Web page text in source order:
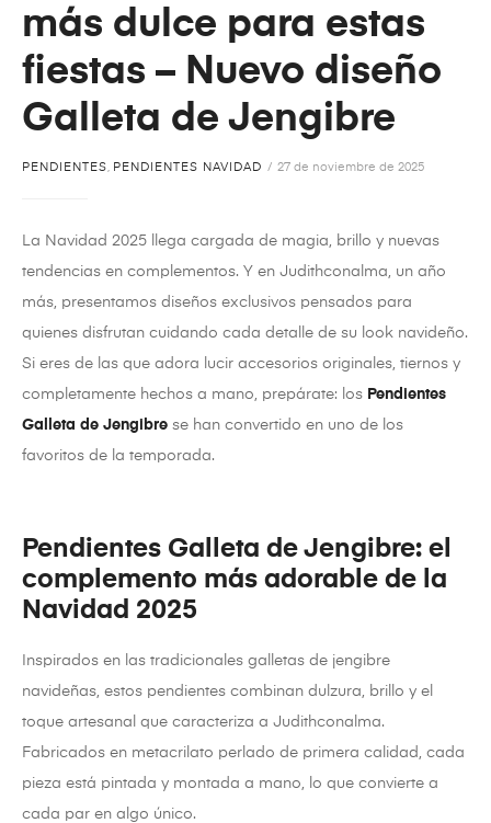
más dulce para estas
fiestas – Nuevo diseño
Galleta de Jengibre
PENDIENTES PENDIENTES NAVIDAD 27 de noviembre de 2025
La Navidad 2025 llega cargada de magia, brillo y nuevas
tendencias en complementos. Y en Judithconalma, un año
más, presentamos diseños exclusivos pensados para
quienes disfrutan cuidando cada detalle de su look navideño.
Si eres de las que adora lucir accesorios originales, tiernos y
completamente hechos a mano, prepárate: los Pendientes
Galleta de Jengibre se han convertido en uno de los
favoritos de la temporada.
Pendientes Galleta de Jengibre: el
complemento más adorable de la
Navidad 2025
Inspirados en las tradicionales galletas de jengibre
navideñas, estos pendientes combinan dulzura, brillo y el
toque artesanal que caracteriza a Judithconalma.
Fabricados en metacrilato perlado de primera calidad, cada
pieza está pintada y montada a mano, lo que convierte a
cada par en algo único.